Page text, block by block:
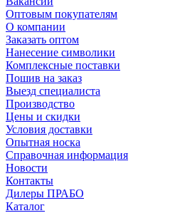
Оптовым покупателям
О компании
Заказать оптом
Нанесение символики
Комплексные поставки
Пошив на заказ
Выезд специалиста
Производство
Цены и скидки
Условия доставки
Опытная носка
Справочная информация
Новости
Контакты
Дилеры ПРАБО
Каталог